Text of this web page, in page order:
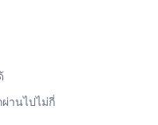
านไปไม่กี่